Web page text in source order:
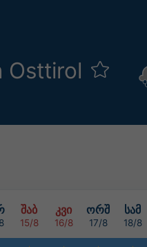
Osttirol
შაბ კვი ორშ სამ
15/8 16/8 17/8 18/8